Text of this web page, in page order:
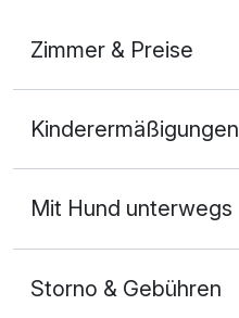
Zimmer & Preise
2 Erwachsene und 2 Kinder
Kinderermäßigungen
Mit Hund unterwegs
Storno & Gebühren